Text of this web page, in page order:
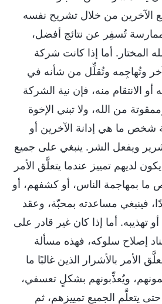
الآخرين من خلال تشريح نفسه
تُسفِر عن نتائج أفضل،
المختار. أما إذا كانت شركة
وتُهاجِمه وتُقلِّل من شأنه في
الانتقام منه، فإن نية الشركة
من الله، ولا تبني الإخوة
شخص ما هي إدانة الآخرين أو
ويفعل الشر. ينبغي على جميع
لديهم تمييز عندما يتعلَّق الأمر
ما بمهاجمة الناس، أو كشفهم، أو
فينبغي مساعدته بمحبّة، وعقد
تهذيبه. أما إذا كان غير قادر على
إصلاح سلوكه، فهذه مسألة
الأمر بالأشرار الذين غالبًا ما
ويُعذِّبونهم بشكلٍ تعسفي،
يتعلَّم الجميع تمييزهم، ثم